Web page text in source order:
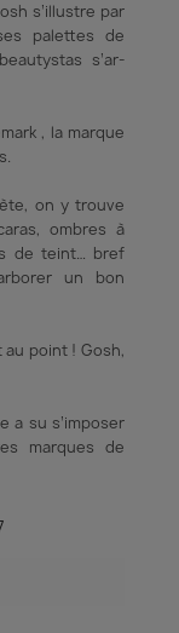
s’illustre par
palettes de
s’ar­
, la marque
on y trouve
ombres à
de teint… bref
un bon
point ! Gosh,
a su s’imposer
marques de